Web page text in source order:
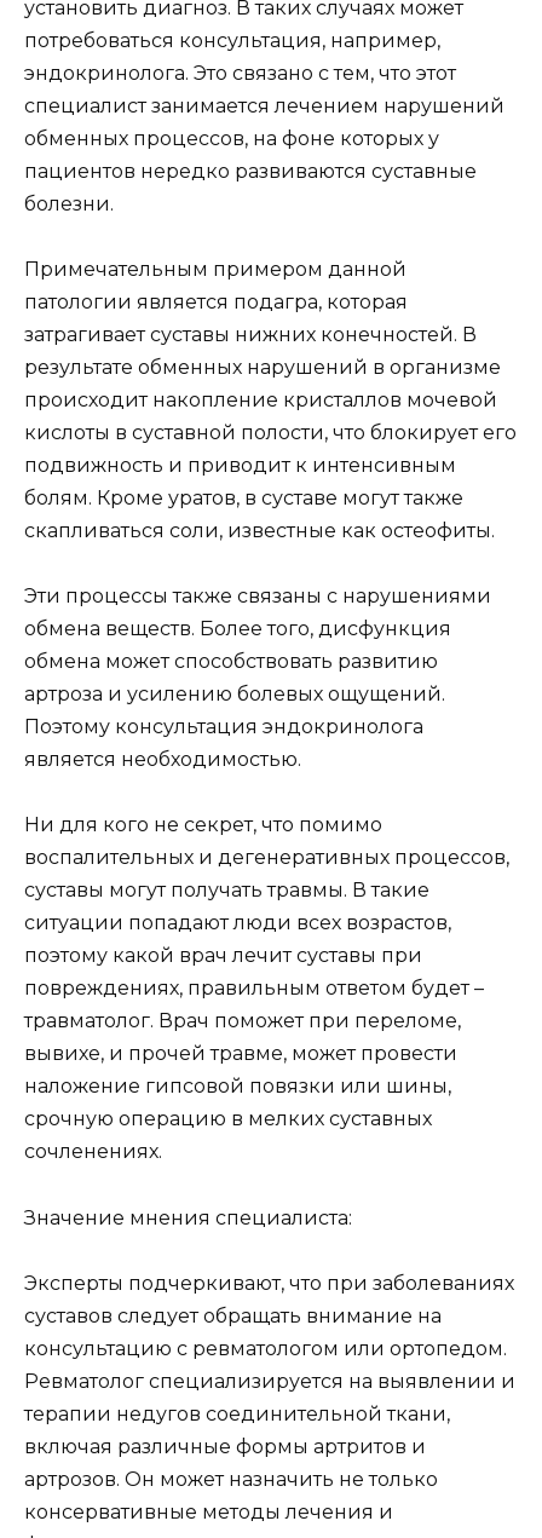
установить диагноз. В таких случаях может
потребоваться консультация, например,
эндокринолога. Это связано с тем, что этот
специалист занимается лечением нарушений
обменных процессов, на фоне которых у
пациентов нередко развиваются суставные
болезни.
Примечательным примером данной
патологии является подагра, которая
затрагивает суставы нижних конечностей. В
результате обменных нарушений в организме
происходит накопление кристаллов мочевой
кислоты в суставной полости, что блокирует его
подвижность и приводит к интенсивным
болям. Кроме уратов, в суставе могут также
скапливаться соли, известные как остеофиты.
Эти процессы также связаны с нарушениями
обмена веществ. Более того, дисфункция
обмена может способствовать развитию
артроза и усилению болевых ощущений.
Поэтому консультация эндокринолога
является необходимостью.
Ни для кого не секрет, что помимо
воспалительных и дегенеративных процессов,
суставы могут получать травмы. В такие
ситуации попадают люди всех возрастов,
поэтому какой врач лечит суставы при
повреждениях, правильным ответом будет –
травматолог. Врач поможет при переломе,
вывихе, и прочей травме, может провести
наложение гипсовой повязки или шины,
срочную операцию в мелких суставных
сочленениях.
Значение мнения специалиста:
Эксперты подчеркивают, что при заболеваниях
суставов следует обращать внимание на
консультацию с ревматологом или ортопедом.
Ревматолог специализируется на выявлении и
терапии недугов соединительной ткани,
включая различные формы артритов и
артрозов. Он может назначить не только
консервативные методы лечения и